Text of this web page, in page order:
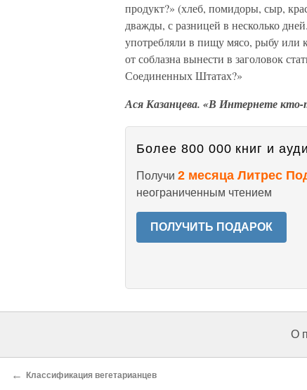
продукт?» (хлеб, помидоры, сыр,
дважды, с разницей в несколько
употребляли в пищу мясо, рыбу или
от соблазна вынести в заголовок
Соединенных Штатах?»
Ася Казанцева. «В Интернете кто-
Более 800 000 книг и
Получи 2 месяца Литрес
неограниченным чтением
ПОЛУЧИТЬ ПОДАРОК
О
← Классификация вегетарианцев